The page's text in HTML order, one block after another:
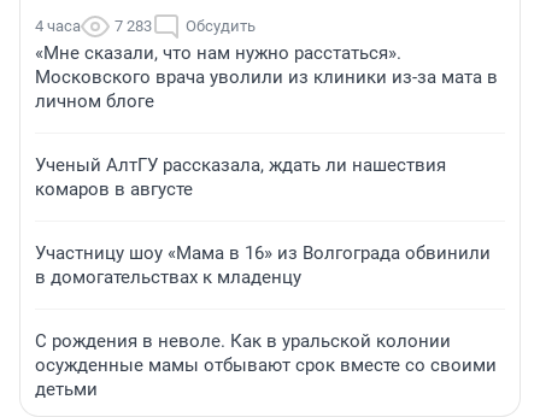
4 часа 7 283 Обсудить
«Мне сказали, что нам нужно расстаться».
Московского врача уволили из клиники из-за мата в
личном блоге
Ученый АлтГУ рассказала, ждать ли нашествия
комаров в августе
Участницу шоу «Мама в 16» из Волгограда обвинили
в домогательствах к младенцу
С рождения в неволе. Как в уральской колонии
осужденные мамы отбывают срок вместе со своими
детьми